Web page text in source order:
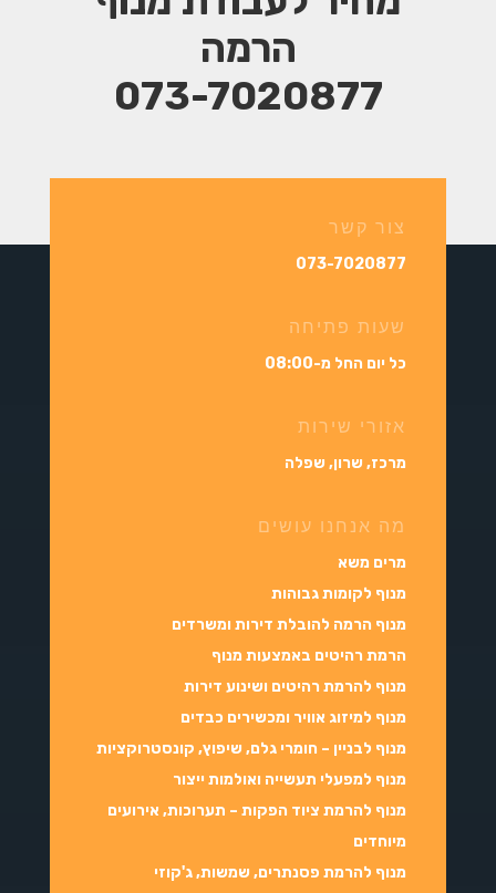
הרמה
073-7020877
צור קשר
073-7020877
שעות פתיחה
כל יום החל מ-08:00
אזורי שירות
מרכז, שרון, שפלה
מה אנחנו עושים
מרים משא
מנוף לקומות גבוהות
מנוף הרמה להובלת דירות ומשרדים
הרמת רהיטים באמצעות מנוף
מנוף להרמת רהיטים ושינוע דירות
מנוף למיזוג אוויר ומכשירים כבדים
מנוף לבניין – חומרי גלם, שיפוץ, קונסטרוקציות
מנוף למפעלי תעשייה ואולמות ייצור
מנוף להרמת ציוד הפקות – תערוכות, אירועים
מיוחדים
מנוף להרמת פסנתרים, שמשות, ג'קוזי